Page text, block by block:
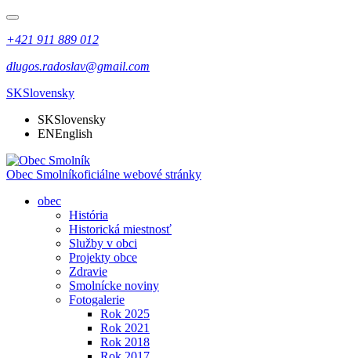
+421 911 889 012
dlugos.radoslav@gmail.com
SKSlovensky
SKSlovensky
ENEnglish
Obec Smolníkoficiálne webové stránky
obec
História
Historická miestnosť
Služby v obci
Projekty obce
Zdravie
Smolnícke noviny
Fotogalerie
Rok 2025
Rok 2021
Rok 2018